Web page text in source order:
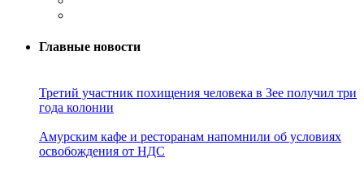
Главные новости
Третий участник похищения человека в Зее получил три
года колонии
Амурским кафе и ресторанам напомнили об условиях
освобождения от НДС